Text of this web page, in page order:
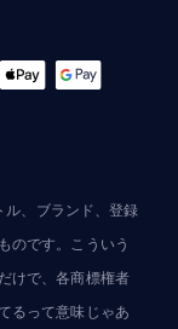
、ブランド、登録
のです。こういう
けで、各商標権者
るって意味じゃあ